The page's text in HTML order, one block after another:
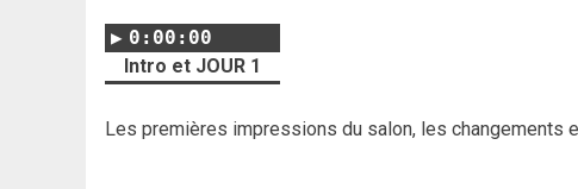
0:00:00
Intro et JOUR 1
Les premières impressions du salon, les